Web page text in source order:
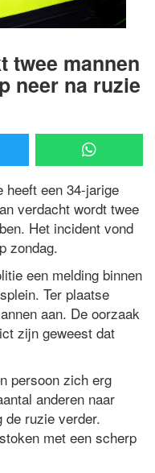
twee mannen
neer na ruzie
een 34-jarige
verdacht wordt twee
Het incident vond
zondag.
een melding binnen
Ter plaatse
aan. De oorzaak
zijn geweest dat
persoon zich erg
anderen naar
de ruzie verder.
met een scherp